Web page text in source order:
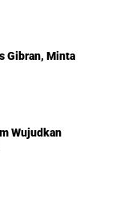
Gibran, Minta
Wujudkan